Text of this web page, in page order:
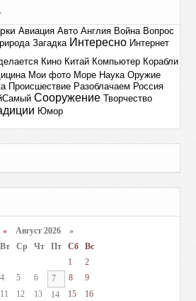
Авиация Авто Англия Война Вопрос
Загадка Интересно Интернет
Кино Китай Компьютер Корабли
Мои фото Море Наука Оружие
Происшествие Разоблачаем Россия
Сооружение Творчество
Юмор
«Август 2026 »
Вт Ср Чт Пт Сб
Вс
1
2
4 5 6 7 8
9
11 12 13 14 15
16